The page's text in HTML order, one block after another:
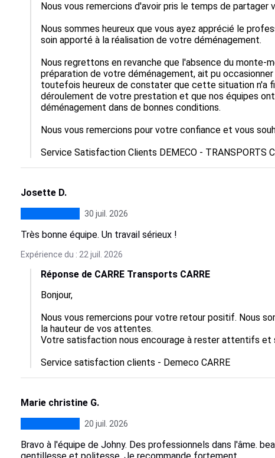
Nous vous remercions d'avoir pris le temps de partager
Nous sommes heureux que vous ayez apprécié le
soin apporté à la réalisation de votre déménagement.
Nous regrettons en revanche que l'absence du monte-
préparation de votre déménagement, ait pu
toutefois heureux de constater que cette situation n'a
déroulement de votre prestation et que nos équipes
déménagement dans de bonnes conditions.
Nous vous remercions pour votre confiance et vous
Service Satisfaction Clients DEMECO - TRANSPORTS
Josette D.
30 juil. 2026
Très bonne équipe. Un travail sérieux !
Expérience du : 22 juil. 2026
Réponse de CARRE Transports CARRE
Bonjour,
Nous vous remercions pour votre retour positif. Nous
la hauteur de vos attentes.
Votre satisfaction nous encourage à rester attentifs et
Service satisfaction clients - Demeco CARRE
Marie christine G.
20 juil. 2026
Bravo à l'équipe de Johny. Des professionnels dans l'âme.